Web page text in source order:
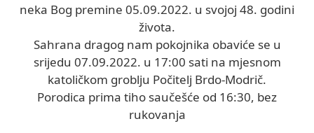
neka Bog premine 05.09.2022. u svojoj 48. godini
života.
Sahrana dragog nam pokojnika obaviće se u
srijedu 07.09.2022. u 17:00 sati na mjesnom
katoličkom groblju Počitelj Brdo-Modrič.
Porodica prima tiho saučešće od 16:30, bez
rukovanja